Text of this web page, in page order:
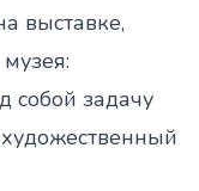
выставке,
собой задачу